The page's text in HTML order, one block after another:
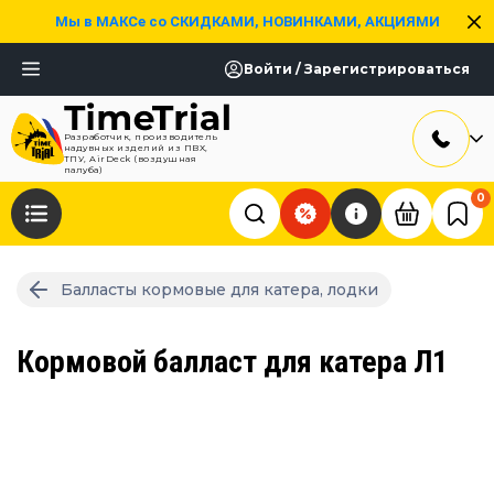
Мы в МАКСе со СКИДКАМИ, НОВИНКАМИ, АКЦИЯМИ
Войти / Зарегистрироваться
Разработчик, производитель
надувных изделий из ПВХ,
ТПУ, AirDeck (воздушная
палуба)
0
Балласты кормовые для катера, лодки
Кормовой балласт для катера Л1